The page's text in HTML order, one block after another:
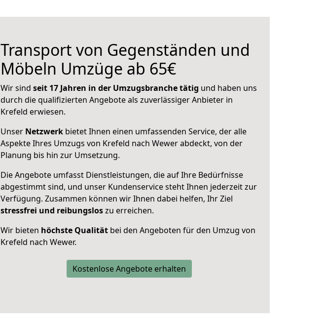
Transport von Gegenständen und
Möbeln Umzüge ab 65€
Wir sind seit 17 Jahren in der Umzugsbranche tätig und haben uns
durch die qualifizierten Angebote als zuverlässiger Anbieter in
Krefeld erwiesen.
Unser Netzwerk bietet Ihnen einen umfassenden Service, der alle
Aspekte Ihres Umzugs von Krefeld nach Wewer abdeckt, von der
Planung bis hin zur Umsetzung.
Die Angebote umfasst Dienstleistungen, die auf Ihre Bedürfnisse
abgestimmt sind, und unser Kundenservice steht Ihnen jederzeit zur
Verfügung. Zusammen können wir Ihnen dabei helfen, Ihr Ziel
stressfrei und reibungsloszu erreichen.
Wir bieten höchste Qualität bei den Angeboten für den Umzug von
Krefeld nach Wewer.
Kostenlose Angebote erhalten